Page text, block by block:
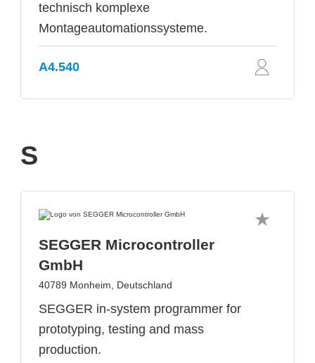
technisch komplexe
Montageautomationssysteme.
A4.540
S
SEGGER Microcontroller
GmbH
40789 Monheim, Deutschland
SEGGER in-system programmer for
prototyping, testing and mass
production.